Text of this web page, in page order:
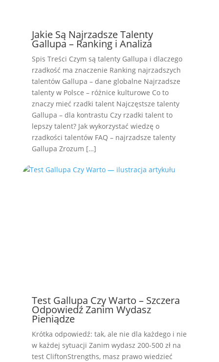
Jakie Są Najrzadsze Talenty
Gallupa – Ranking i Analiza
Spis Treści Czym są talenty Gallupa i dlaczego
rzadkość ma znaczenie Ranking najrzadszych
talentów Gallupa – dane globalne Najrzadsze
talenty w Polsce – różnice kulturowe Co to
znaczy mieć rzadki talent Najczęstsze talenty
Gallupa – dla kontrastu Czy rzadki talent to
lepszy talent? Jak wykorzystać wiedzę o
rzadkości talentów FAQ – najrzadsze talenty
Gallupa Zrozum […]
Test Gallupa Czy Warto – Szczera
Odpowiedź Zanim Wydasz
Pieniądze
Krótka odpowiedź: tak, ale nie dla każdego i nie
w każdej sytuacji Zanim wydasz 200-500 zł na
test CliftonStrengths, masz prawo wiedzieć